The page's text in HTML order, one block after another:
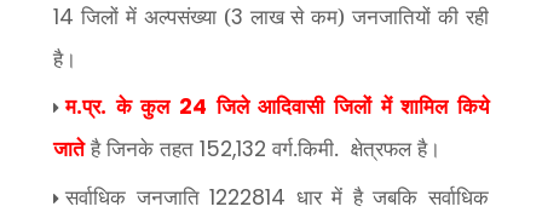
14 जिलों में अल्पसंख्या (3 लाख से कम) जनजातियों की रही
है।
म.प्र. के कुल 24 जिले आदिवासी जिलों में शामिल किये
जातेहै जिनके तहत 152,132 वर्ग.किमी. क्षेत्रफल है।
सर्वाधिक जनजाति1222814 धार में है जबकि सर्वाधिक